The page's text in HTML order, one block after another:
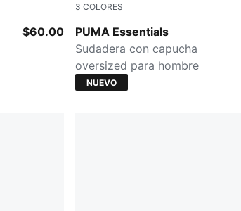
$60.00
3 COLORES
PUMA Essentials
Inky Depths
Sudadera con capucha
oversized para hombre
NUEVO